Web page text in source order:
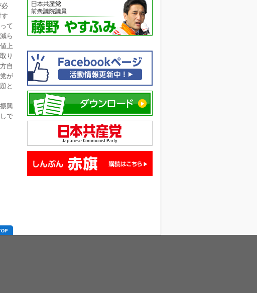
必
て
ら
上
り
自
が
と
興
で